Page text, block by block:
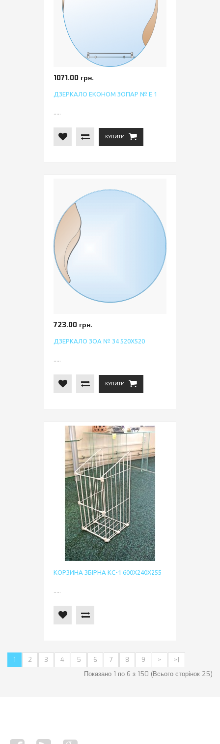
1071.00 грн.
ДЗЕРКАЛО ЕКОНОМ ЗОПАР № Е 1
.....
КУПИТИ
723.00 грн.
ДЗЕРКАЛО ЗОА № 34 520Х520
.....
КУПИТИ
КОРЗИНА ЗБІРНА КС-1 600Х240Х255
.....
1 2 3 4 5 6 7 8 9 >
>|
Показано 1 по 6 з 150 (Всього сторінок 25)